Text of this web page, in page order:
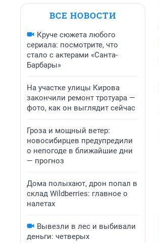
ВСЕ НОВОСТИ
Круче сюжета любого
сериала: посмотрите, что
стало с актерами «Санта-
Барбары»
На участке улицы Кирова
закончили ремонт тротуара —
фото, как он выглядит сейчас
Гроза и мощный ветер:
новосибирцев предупредили
о непогоде в ближайшие дни
— прогноз
Дома полыхают, дрон попал в
склад Wildberries: главное о
налетах
Вывезли в лес и выбивали
деньги: четверых